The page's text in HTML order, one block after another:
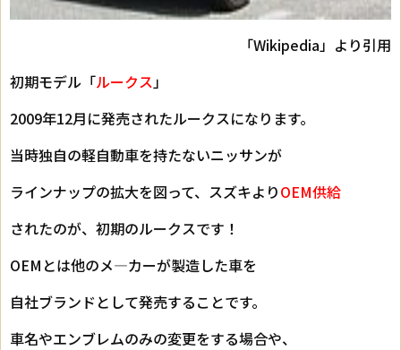
「Wikipedia」より引用
初期モデル「ルークス 」
2009年12月に発売されたルークスになります。
当時独自の軽自動車を持たないニッサンが
ラインナップの拡大を図って、スズキよりOEM供給
されたのが、初期のルークスです！
OEMとは他のメ―カーが製造した車を
自社ブランドとして発売することです。
車名やエンブレムのみの変更をする場合や、